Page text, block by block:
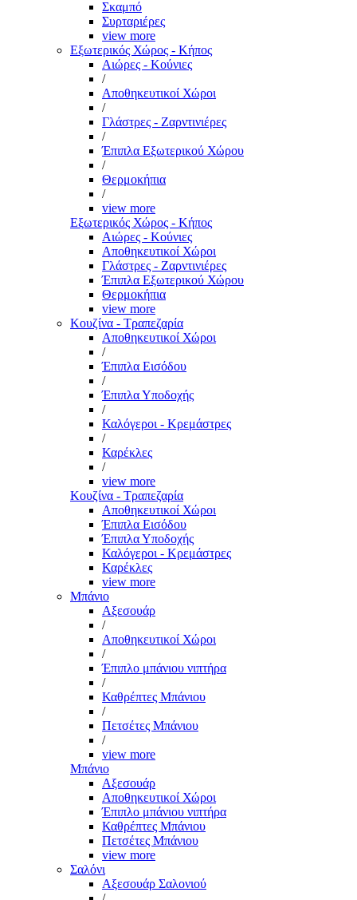
Σκαμπό
Συρταριέρες
view more
Εξωτερικός Χώρος - Κήπος
Αιώρες - Κούνιες
/
Αποθηκευτικοί Χώροι
/
Γλάστρες - Ζαρντινιέρες
/
Έπιπλα Εξωτερικού Χώρου
/
Θερμοκήπια
/
view more
Εξωτερικός Χώρος - Κήπος
Αιώρες - Κούνιες
Αποθηκευτικοί Χώροι
Γλάστρες - Ζαρντινιέρες
Έπιπλα Εξωτερικού Χώρου
Θερμοκήπια
view more
Κουζίνα - Τραπεζαρία
Αποθηκευτικοί Χώροι
/
Έπιπλα Εισόδου
/
Έπιπλα Υποδοχής
/
Καλόγεροι - Κρεμάστρες
/
Καρέκλες
/
view more
Κουζίνα - Τραπεζαρία
Αποθηκευτικοί Χώροι
Έπιπλα Εισόδου
Έπιπλα Υποδοχής
Καλόγεροι - Κρεμάστρες
Καρέκλες
view more
Μπάνιο
Αξεσουάρ
/
Αποθηκευτικοί Χώροι
/
Έπιπλο μπάνιου νιπτήρα
/
Καθρέπτες Μπάνιου
/
Πετσέτες Μπάνιου
/
view more
Μπάνιο
Αξεσουάρ
Αποθηκευτικοί Χώροι
Έπιπλο μπάνιου νιπτήρα
Καθρέπτες Μπάνιου
Πετσέτες Μπάνιου
view more
Σαλόνι
Αξεσουάρ Σαλονιού